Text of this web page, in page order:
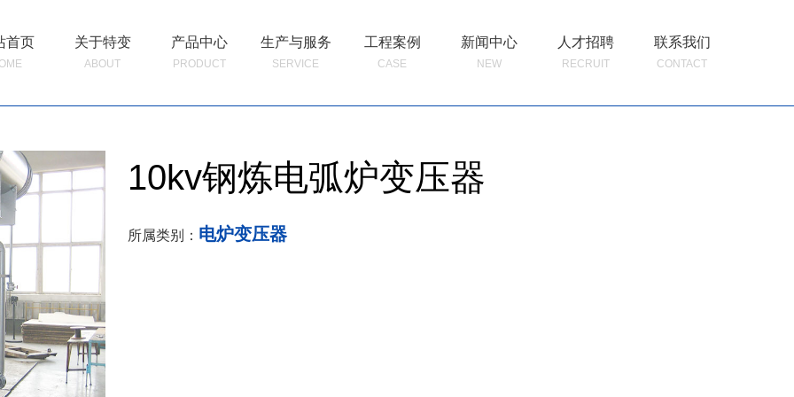
首页 关于特变
ABOUT
产品中心
PRODUCT
生产与服务
SERVICE
工程案例
CASE
新闻中心
NEW
人才招聘
RECRUIT
联系我们
CONTACT
10kv钢炼电弧炉变压器
所属类别： 电炉变压器